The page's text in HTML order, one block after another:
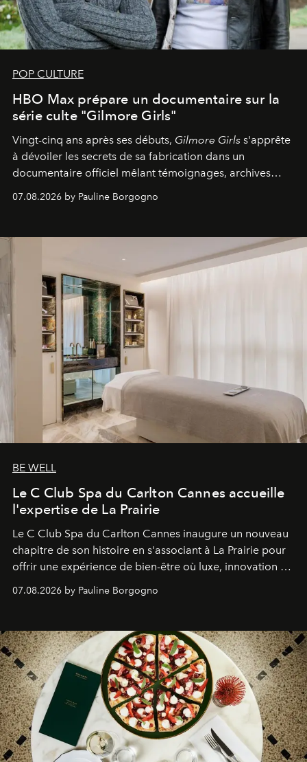
POP CULTURE
HBO Max prépare un documentaire sur la
série culte "Gilmore Girls"
Vingt-cinq ans après ses débuts, Gilmore Girls s'apprête
à dévoiler les secrets de sa fabrication dans un
documentaire officiel mêlant témoignages, archives
inédites et plongée dans les coulisses d'un phénomène
générationnel.
07.08.2026 by Pauline Borgogno
BE WELL
Le C Club Spa du Carlton Cannes accueille
l'expertise de La Prairie
Le C Club Spa du Carlton Cannes inaugure un nouveau
chapitre de son histoire en s'associant à La Prairie pour
offrir une expérience de bien-être où luxe, innovation et
expertise se rencontrent.
07.08.2026 by Pauline Borgogno